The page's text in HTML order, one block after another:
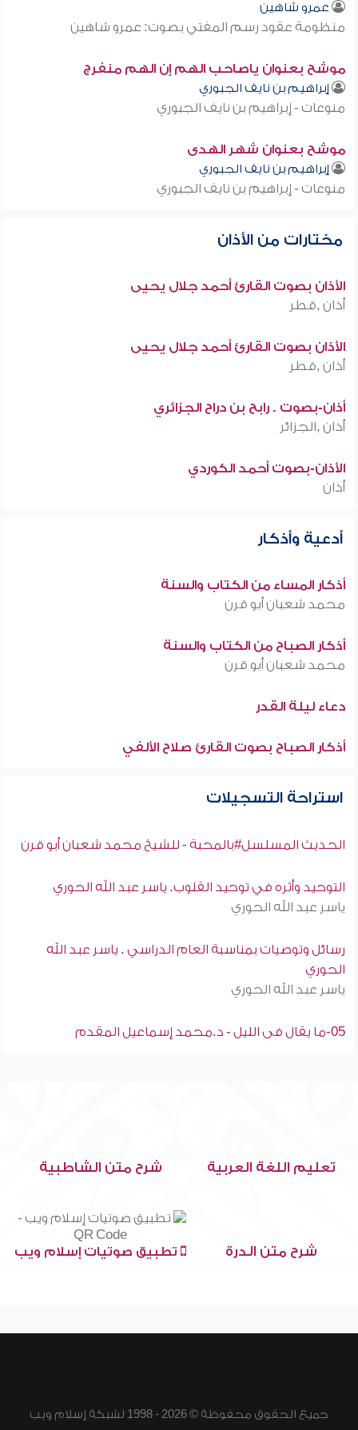
عمرو شاهين
منظومة عقود رسم المفتي بصوت: عمرو شاهين
موشح بعنوان ياصاحب الهم إن الهم منفرج
إبراهيم بن نايف الجبوري
منوعات - إبراهيم بن نايف الجبوري
موشح بعنوان شهر الهدى
إبراهيم بن نايف الجبوري
منوعات - إبراهيم بن نايف الجبوري
مختارات من الأذان
الأذان بصوت القارئ أحمد جلال يحيى
أذان ,قطر
الأذان بصوت القارئ أحمد جلال يحيى
أذان ,قطر
أذان-بصوت . رابح بن دراح الجزائري
أذان ,الجزائر
الأذان-بصوت أحمد الكوردي
أذان
أدعية وأذكار
أذكار المساء من الكتاب والسنة
محمد شعبان أبو قرن
أذكار الصباح من الكتاب والسنة
محمد شعبان أبو قرن
دعاء ليلة القدر
أذكار الصباح بصوت القارئ صلاح الألفي
استراحة التسجيلات
الحديث المسلسل#بالمحبة - للشيخ محمد شعبان أبو قرن
التوحيد وأثره في توحيد القلوب. ياسر عبد الله الحوري
ياسر عبد الله الحوري
رسائل وتوصيات بمناسبة العام الدراسي . ياسر عبد الله
الحوري
ياسر عبد الله الحوري
05-ما يقال فى الليل - د.محمد إسماعيل المقدم
تعليم اللغة العربية شرح متن الشاطبية
شرح متن الدرة تطبيق صوتيات إسلام ويب
جميع الحقوق محفوظة © 2026 - 1998 لشبكة إسلام ويب